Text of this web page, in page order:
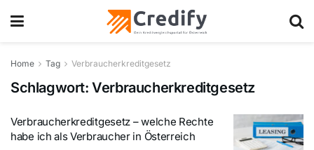
Home Tag Verbraucherkreditgesetz
Schlagwort:Verbraucherkreditgesetz
Verbraucherkreditgesetz – welche Rechte
habe ich als Verbraucher in Österreich